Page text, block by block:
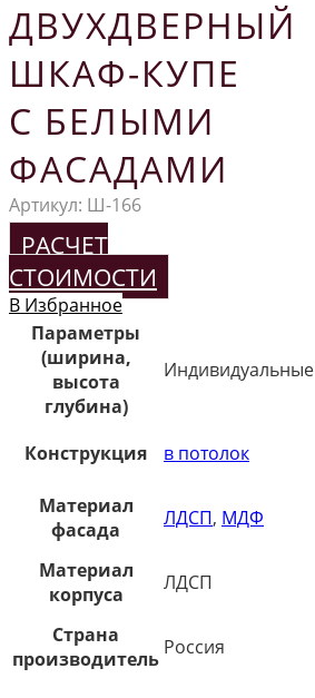
ДВУХДВЕРНЫЙ
ШКАФ-КУПЕ
С БЕЛЫМИ
ФАСАДАМИ
Артикул: Ш-166
РАСЧЕТ
СТОИМОСТИ
В Избранное
Параметры
(ширина,
высота
глубина)
Индивидуальные
Конструкция в потолок
Материал
фасада
ЛДСП, МДФ
Материал
корпуса
ЛДСП
Страна
производитель Россия